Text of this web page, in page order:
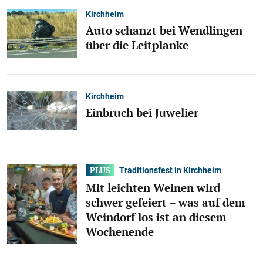
Kirchheim
Auto schanzt bei Wendlingen
über die Leitplanke
Kirchheim
Einbruch bei Juwelier
Traditionsfest in Kirchheim
Mit leichten Weinen wird
schwer gefeiert – was auf dem
Weindorf los ist an diesem
Wochenende